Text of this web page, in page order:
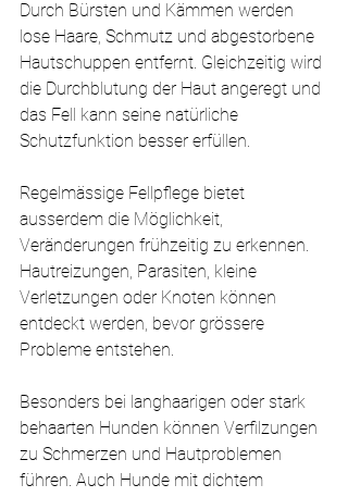
Durch Bürsten und Kämmen werden
lose Haare, Schmutz und abgestorbene
Hautschuppen entfernt. Gleichzeitig wird
die Durchblutung der Haut angeregt und
das Fell kann seine natürliche
Schutzfunktion besser erfüllen.
Regelmässige Fellpflege bietet
ausserdem die Möglichkeit,
Veränderungen frühzeitig zu erkennen.
Hautreizungen, Parasiten, kleine
Verletzungen oder Knoten können
entdeckt werden, bevor grössere
Probleme entstehen.
Besonders bei langhaarigen oder stark
behaarten Hunden können Verfilzungen
zu Schmerzen und Hautproblemen
führen. Auch Hunde mit dichtem